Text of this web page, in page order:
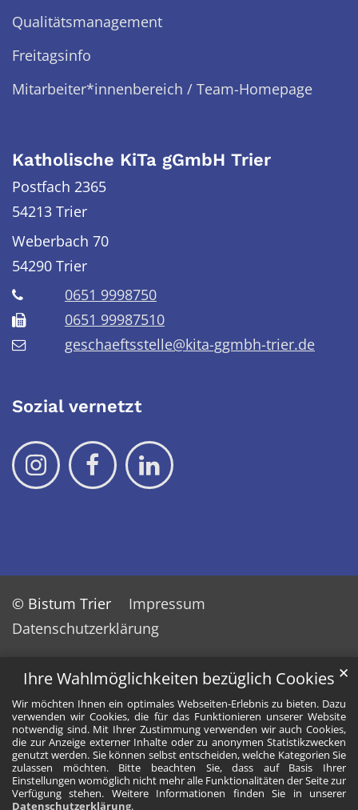
Ihre Wahlmöglichkeiten bezüglich Cookies
Wir möchten Ihnen ein optimales Webseiten-Erlebnis zu bieten. Dazu
verwenden wir Cookies, die für das Funktionieren unserer Website
notwendig sind. Mit Ihrer Zustimmung verwenden wir auch Cookies,
die zur Anzeige externer Inhalte oder zu anonymen Statistikzwecken
genutzt werden. Sie können selbst entscheiden, welche Kategorien Sie
zulassen möchten. Bitte beachten Sie, dass auf Basis Ihrer
Einstellungen womöglich nicht mehr alle Funktionalitäten der Seite zur
Verfügung stehen. Weitere Informationen finden Sie in unserer
Datenschutzerklärung.
✕
Qualitätsmanagement
Freitagsinfo
Mitarbeiter*innenbereich / Team-Homepage
Katholische KiTa gGmbH Trier
Postfach 2365
54213 Trier
Weberbach 70
54290 Trier
0651 9998750
0651 99987510
geschaeftsstelle@kita-ggmbh-trier.de
Sozial vernetzt
© Bistum Trier
Impressum
Datenschutzerklärung